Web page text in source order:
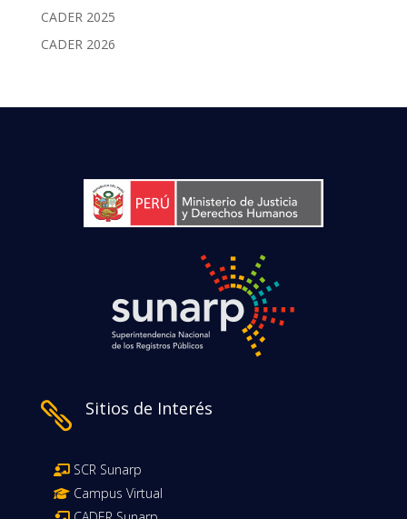
CADER 2025
CADER 2026
 Sitios de Interés
SCR Sunarp
Campus Virtual